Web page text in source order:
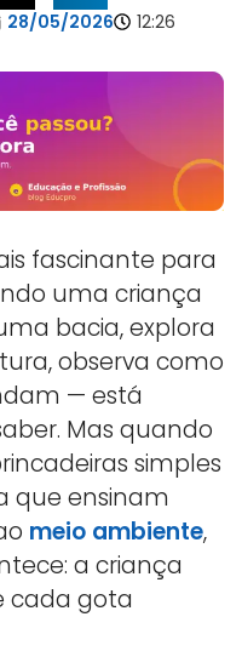
28/05/2026 12:26
fascinante para
uma criança
bacia, explora
observa como
— está
Mas quando
simples
que ensinam
meio ambiente,
a criança
cada gota